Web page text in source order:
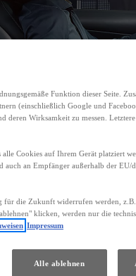
Funktion dieser Seite.
(einschließlich Google und
deren Wirksamkeit zu messen.
Cookies auf Ihrem Gerät platziert
auch an Empfänger außerhalb der EU/
die Zukunft widerrufen werden,
klicken, werden nur die
Impressum
Alle ablehnen